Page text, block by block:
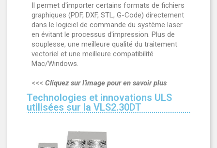
Il permet d'importer certains formats de fichiers
graphiques (PDF, DXF, STL, G-Code) directement
dans le logiciel de commande du système laser
en évitant le processus d'impression. Plus de
souplesse, une meilleure qualité du traitement
vectoriel et une meilleure compatibilité
Mac/Windows.
<<< Cliquez sur l'image pour en savoir plus
Technologies et innovations ULS
utilisées sur la VLS2.30DT